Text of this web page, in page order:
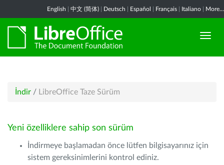
English 中文 (简体) Deutsch Español Français Italiano More...
İndir / LibreOffice Taze Sürüm
Yeni özelliklere sahip son sürüm
İndirmeye başlamadan önce lütfen bilgisayarınız için
sistem gereksinimlerini kontrol ediniz.